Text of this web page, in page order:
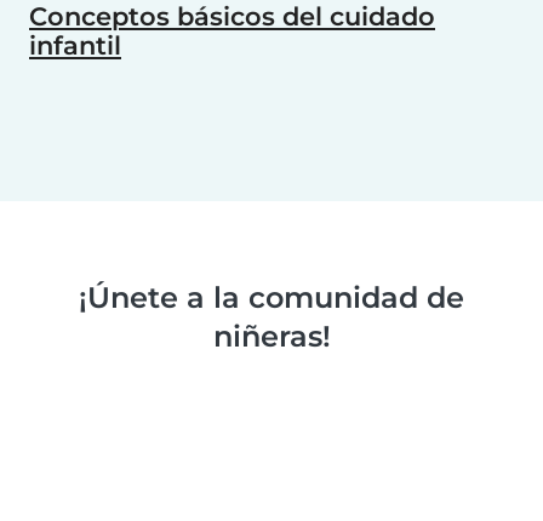
Conceptos básicos del cuidado
infantil
¡Únete a la comunidad de
niñeras!